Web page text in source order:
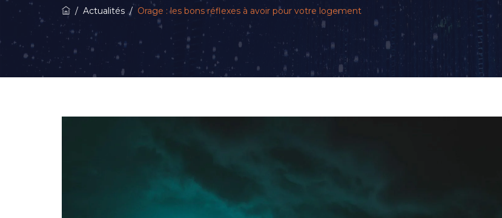
/ Actualités / Orage : les bons réflexes à avoir pour votre logement